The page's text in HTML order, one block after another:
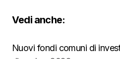
Vedi anche:
Nuovi fondi comuni di